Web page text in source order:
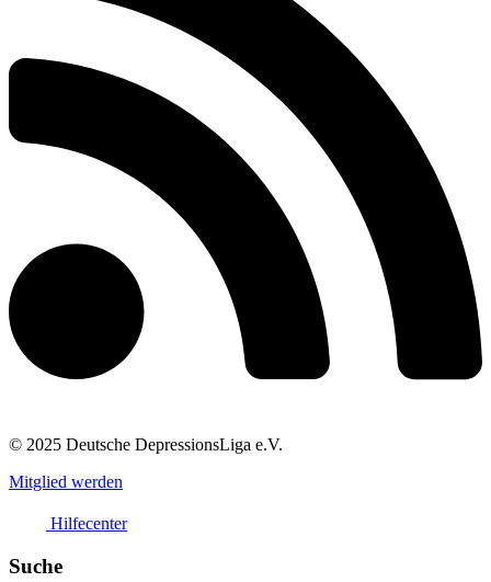
© 2025 Deutsche DepressionsLiga e.V.
Mitglied werden
Hilfecenter
Suche